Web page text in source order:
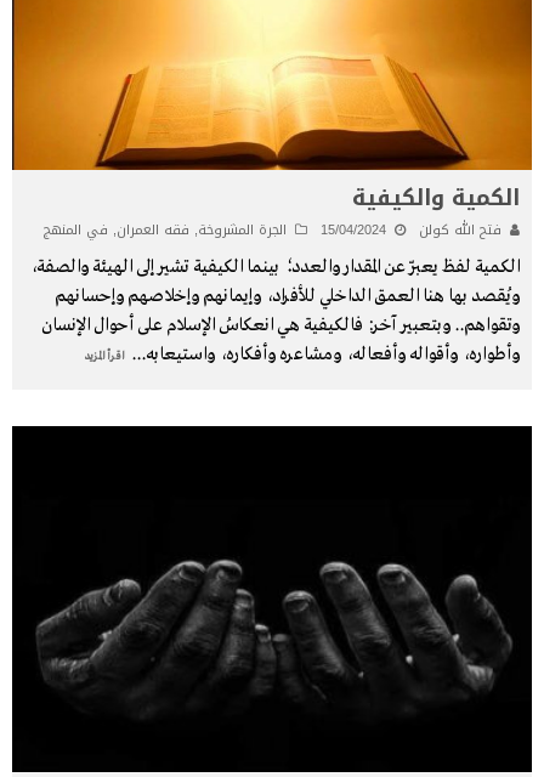
الكمية والكيفية
فتح الله كولن 15/04/2024 الجرة المشروخة, فقه العمران, في المنهج
الكمية لفظ يعبّر عن المقدار والعدد؛ بينما الكيفية تشير إلى الهيئة والصفة،
ويُقصد بها هنا العمق الداخلي للأفراد، وإيمانهم وإخلاصهم وإحسانهم
وتقواهم.. وبتعبير آخر: فالكيفية هي انعكاسُ الإسلام على أحوال الإنسان
وأطواره، وأقواله وأفعاله، ومشاعره وأفكاره، واستيعابه... اقرأ المزيد